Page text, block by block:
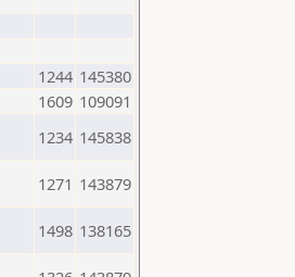
1244 145380
1609 109091
1234 145838
1271 143879
1498 138165